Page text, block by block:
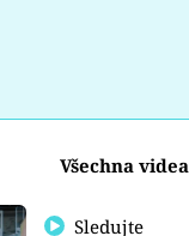
Všechna videa
Sledujte